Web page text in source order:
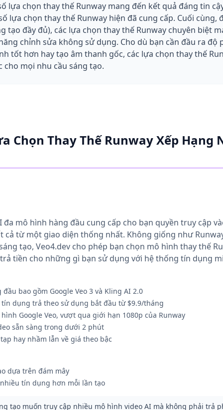
lựa chọn thay thế Runway mang đến kết quả đáng tin
lựa chọn thay thế Runway hiện đã cung cấp. Cuối cùng,
tạo đầy đủ), các lựa chọn thay thế Runway chuyên biệt
chỉnh sửa không sử dụng. Cho dù bạn cần đầu ra độ
tốt hơn hay tạo âm thanh gốc, các lựa chọn thay thế
cho mọi nhu cầu sáng tạo.
Chọn Thay Thế Runway Xếp Hạng
đa mô hình hàng đầu cung cấp cho bạn quyền truy cập
từ một giao diện thống nhất. Không giống như
tạo, Veo4.dev cho phép bạn chọn mô hình thay thế
tiền cho những gì bạn sử dụng với hệ thống tín dụng
bao gồm Google Veo 3 và Kling AI 2.0
tín dụng trả theo sử dụng bắt đầu từ $9.9/tháng
Google Veo, vượt qua giới hạn 1080p của Runway
sẵn sàng trong dưới 2 phút
hay nhầm lẫn về giá theo bậc
dựa trên đám mây
tín dụng hơn mỗi lần tạo
tạo muốn truy cập nhiều mô hình video AI mà không phải trả